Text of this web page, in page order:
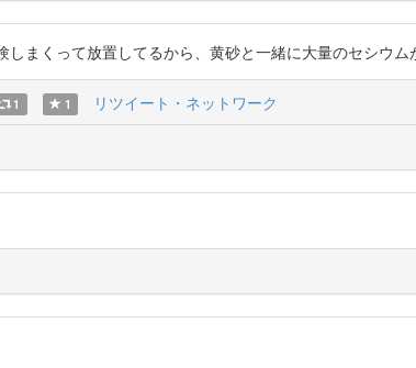
まくって放置してるから、黄砂と一緒に大量のセシウ
1 1 リツイート・ネットワーク